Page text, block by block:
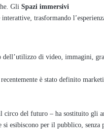
Gli Spazi immersivi
trasformando
dell’utilizzo di video, immagini,
è stato definito
circo del futuro – ha sostituito gli
esibiscono per il pubblico, senza